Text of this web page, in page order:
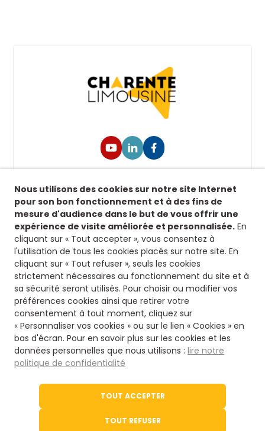
Retrouvez-nous sur nos réseaux sociaux afin de
suivre toutes nos actualités.
Siège
8 rue fontaines des jardins
16500 Confolens
Nous contacter
05 45 84 14 08
Via notre formulaire
Le site de l'office du Tourisme
Nous utilisons des cookies sur notre site Internet
pour son bon fonctionnement et à des fins de
mesure d'audience dans le but de vous offrir une
expérience de visite améliorée et personnalisée. En
cliquant sur « Tout accepter », vous consentez à
l'utilisation de tous les cookies placés sur notre site. En
cliquant sur « Tout refuser », seuls les cookies
strictement nécessaires au fonctionnement du site et à
sa sécurité seront utilisés. Pour choisir ou modifier vos
préférences cookies ainsi que retirer votre
consentement à tout moment, cliquez sur
« Personnaliser vos cookies » ou sur le lien « Cookies » en
bas d'écran. Pour en savoir plus sur les cookies et les
données personnelles que nous utilisons : lire notre
politique de confidentialité
TOUT ACCEPTER
TOUT REFUSER